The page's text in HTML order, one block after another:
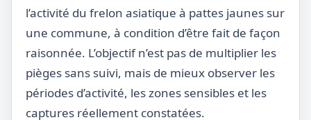
l’activité du frelon asiatique à pattes jaunes sur
une commune, à condition d’être fait de façon
raisonnée. L’objectif n’est pas de multiplier les
pièges sans suivi, mais de mieux observer les
périodes d’activité, les zones sensibles et les
captures réellement constatées.